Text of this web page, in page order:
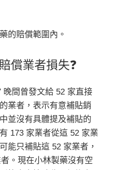
的賠償範圍內。
償業者損失❓
間曾發文給 52 家直接
業者，表示有意補貼銷
並沒有具體提及補貼的
173 家業者從這 52 家業
能只補貼這 52 家業者，
。現在小林製藥沒有空